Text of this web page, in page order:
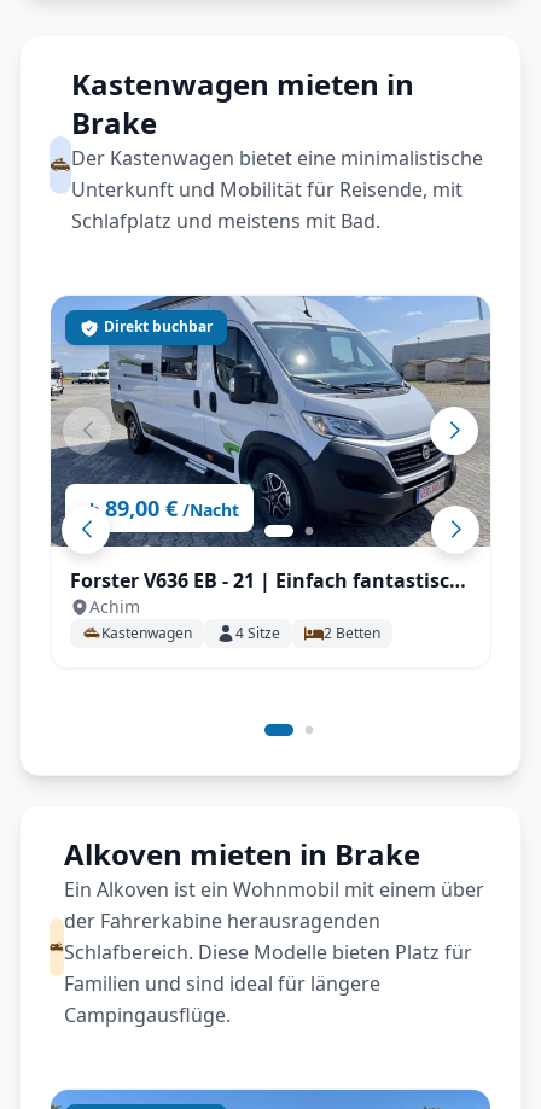
Kastenwagen mieten in
Brake
Der Kastenwagen bietet eine minimalistische
Unterkunft und Mobilität für Reisende, mit
Schlafplatz und meistens mit Bad.
ab 89,00 € /Nacht
Direkt buchbar
Forster V636 EB - 21 | Einfach fantastisch
für Teamplayer, ideal für 2 Personen mit
AHK, Solar uvm.
Achim
Kastenwagen 4Sitze 2 Betten
Alkoven mieten in Brake
Ein Alkoven ist ein Wohnmobil mit einem über
der Fahrerkabine herausragenden
Schlafbereich. Diese Modelle bieten Platz für
Familien und sind ideal für längere
Campingausflüge.